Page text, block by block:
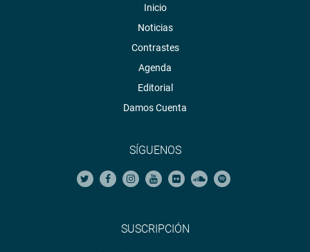
Inicio
Noticias
Contrastes
Agenda
Editorial
Damos Cuenta
SÍGUENOS
SUSCRIPCIÓN